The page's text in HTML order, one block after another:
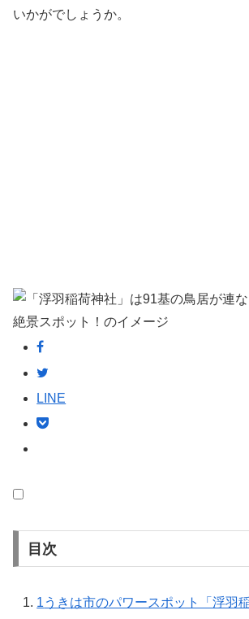
いかがでしょうか。
LINE
目次
1 うきは市のパワースポット「浮羽